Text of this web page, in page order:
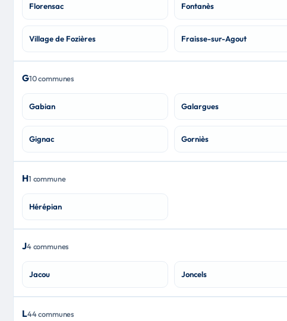
Florensac Fontanès
Village de Fozières Fraisse-sur-Agout
G10 communes
Gabian Galargues
Gignac Gorniès
H1 commune
Hérépian
J4 communes
Jacou Joncels
L44 communes